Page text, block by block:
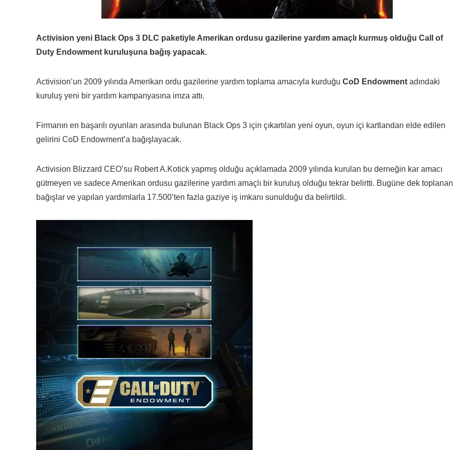
Activision yeni Black Ops 3 DLC paketiyle Amerikan ordusu gazilerine yardım amaçlı kurmuş olduğu Call of
Duty Endowment kuruluşuna bağış yapacak.
Activision’un 2009 yılında Amerikan ordu gazilerine yardım toplama amacıyla kurduğu CoD Endowment adındaki
kuruluş yeni bir yardım kampanyasına imza attı.
Firmanın en başarılı oyunları arasında bulunan Black Ops 3 için çıkartılan yeni oyun, oyun içi kartlandan elde edilen
gelirini CoD Endowment’a bağışlayacak.
Activision Blizzard CEO’su Robert A.Kotick yapmış olduğu açıklamada 2009 yılında kurulan bu derneğin kar amacı
gütmeyen ve sadece Amerikan ordusu gazilerine yardım amaçlı bir kuruluş olduğu tekrar belirtti. Bugüne dek toplanan
bağışlar ve yapılan yardımlarla 17.500’ten fazla gaziye iş imkanı sunulduğu da belirtildi.